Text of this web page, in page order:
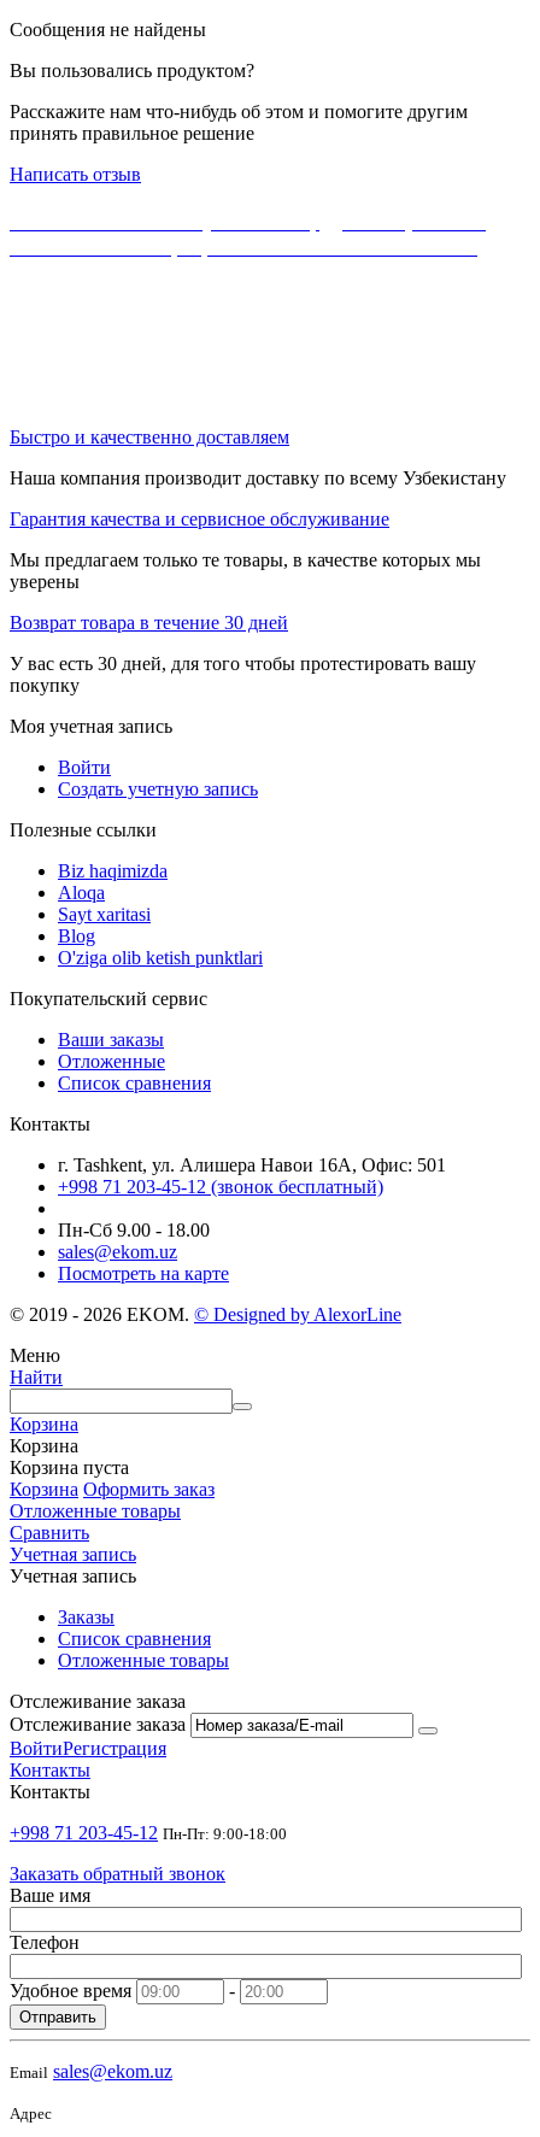
Сообщения не найдены
Вы пользовались продуктом?
Расскажите нам что-нибудь об этом и помогите другим
принять правильное решение
Написать отзыв
Быстро и качественно доставляем
Наша компания производит доставку по всему Узбекистану
Гарантия качества и сервисное обслуживание
Мы предлагаем только те товары, в качестве которых мы
уверены
Возврат товара в течение 30 дней
У вас есть 30 дней, для того чтобы протестировать вашу
покупку
Моя учетная запись
Войти
Создать учетную запись
Полезные ссылки
Biz haqimizda
Aloqa
Sayt xaritasi
Blog
O'ziga olib ketish punktlari
Покупательский сервис
Ваши заказы
Отложенные
Список сравнения
Контакты
г. Tashkent, ул. Алишера Навои 16А, Офис: 501
+998 71 203-45-12 (звонок бесплатный)
Пн-Cб 9.00 - 18.00
sales@ekom.uz
Посмотреть на карте
© 2019 - 2026 EKOM. © Designed by AlexorLine
Меню
Найти
Корзина
Корзина
Корзина пуста
Корзина Оформить заказ
Отложенные товары
Сравнить
Учетная запись
Учетная запись
Заказы
Список сравнения
Отложенные товары
Отслеживание заказа
Отслеживание заказа
ВойтиРегистрация
Контакты
Контакты
+998 71 203-45-12 Пн-Пт: 9:00-18:00
Заказать обратный звонок
Ваше имя
Телефон
Удобное время -
Отправить
Email sales@ekom.uz
Адрес